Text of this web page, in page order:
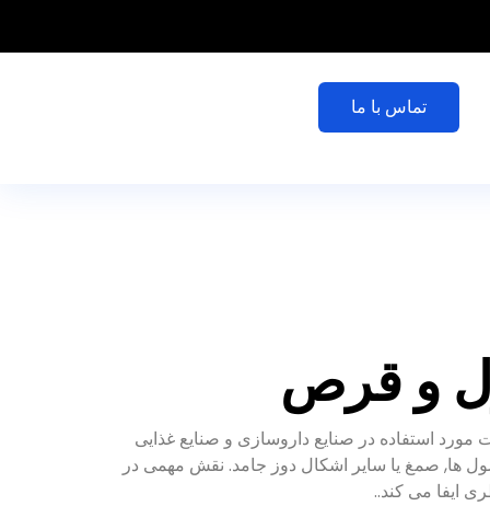
تماس با ما
و قرص
استفاده در صنایع داروسازی و صنایع غذایی
ها, صمغ یا سایر اشکال دوز جامد. نقش مهمی در
ایفا می کند..